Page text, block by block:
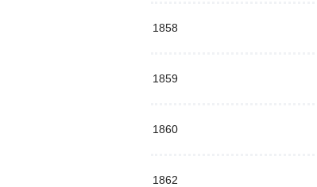
1858
1859
1860
1862